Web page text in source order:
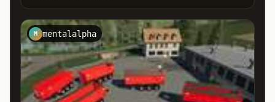
M mentalalpha